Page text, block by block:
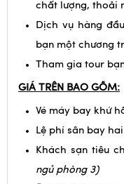
trong tổ chức du
chất lượng, thoải
Dịch vụ hàng
bạn một chương
Tham gia tour
GIÁ TRÊN BAO GỒM:
Vé máy bay khứ
Lệ phí sân bay
Khách sạn tiêu